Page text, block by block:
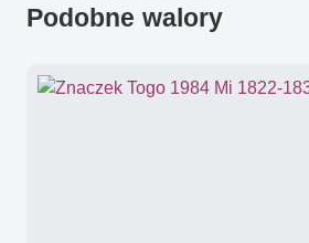
Podobne walory